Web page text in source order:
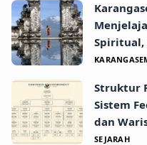
Spiritual,
Struktur
Sistem
dan
SEJARAH